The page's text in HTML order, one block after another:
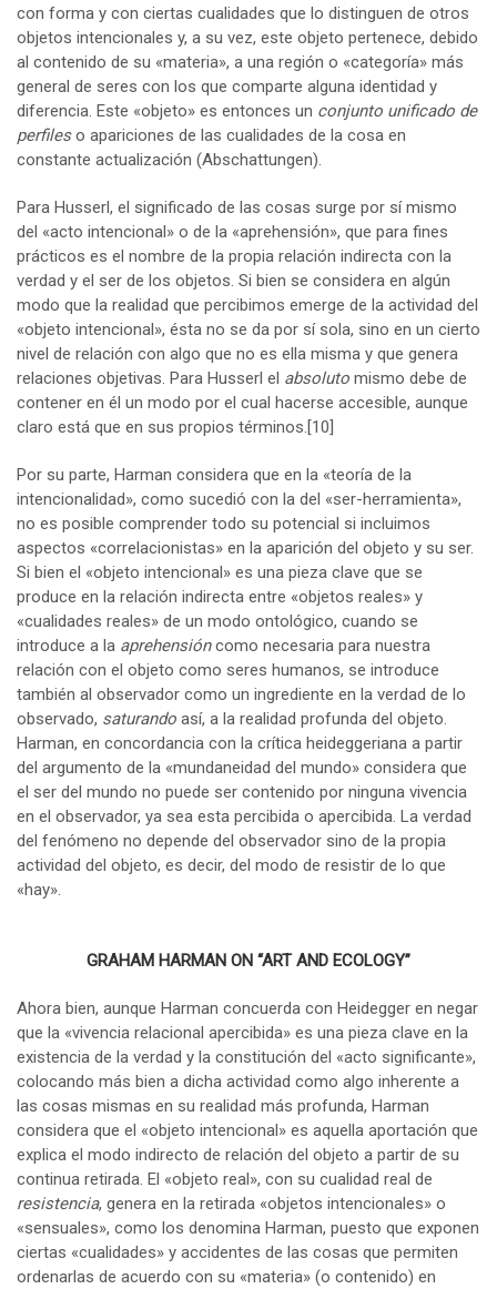
con forma y con ciertas cualidades que lo distinguen de otros
objetos intencionales y, a su vez, este objeto pertenece, debido
al contenido de su «materia», a una región o «categoría» más
general de seres con los que comparte alguna identidad y
diferencia. Este «objeto» es entonces un conjunto unificado de
perfileso apariciones de las cualidades de la cosa en
constante actualización (Abschattungen).
Para Husserl, el significado de las cosas surge por sí mismo
del «acto intencional» o de la «aprehensión», que para fines
prácticos es el nombre de la propia relación indirecta con la
verdad y el ser de los objetos. Si bien se considera en algún
modo que la realidad que percibimos emerge de la actividad del
«objeto intencional», ésta no se da por sí sola, sino en un cierto
nivel de relación con algo que no es ella misma y que genera
relaciones objetivas. Para Husserl el absoluto mismo debe de
contener en él un modo por el cual hacerse accesible, aunque
claro está que en sus propios términos.[10]
Por su parte, Harman considera que en la «teoría de la
intencionalidad», como sucedió con la del «ser-herramienta»,
no es posible comprender todo su potencial si incluimos
aspectos «correlacionistas» en la aparición del objeto y su ser.
Si bien el «objeto intencional» es una pieza clave que se
produce en la relación indirecta entre «objetos reales» y
«cualidades reales» de un modo ontológico, cuando se
introduce a la aprehensióncomo necesaria para nuestra
relación con el objeto como seres humanos, se introduce
también al observador como un ingrediente en la verdad de lo
observado, saturando así, a la realidad profunda del objeto.
Harman, en concordancia con la crítica heideggeriana a partir
del argumento de la «mundaneidad del mundo» considera que
el ser del mundo no puede ser contenido por ninguna vivencia
en el observador, ya sea esta percibida o apercibida. La verdad
del fenómeno no depende del observador sino de la propia
actividad del objeto, es decir, del modo de resistir de lo que
«hay».
GRAHAM HARMAN ON “ART AND ECOLOGY”
Ahora bien, aunque Harman concuerda con Heidegger en negar
que la «vivencia relacional apercibida» es una pieza clave en la
existencia de la verdad y la constitución del «acto significante»,
colocando más bien a dicha actividad como algo inherente a
las cosas mismas en su realidad más profunda, Harman
considera que el «objeto intencional» es aquella aportación que
explica el modo indirecto de relación del objeto a partir de su
continua retirada. El «objeto real», con su cualidad real de
resistencia, genera en la retirada «objetos intencionales» o
«sensuales», como los denomina Harman, puesto que exponen
ciertas «cualidades» y accidentes de las cosas que permiten
ordenarlas de acuerdo con su «materia» (o contenido) en